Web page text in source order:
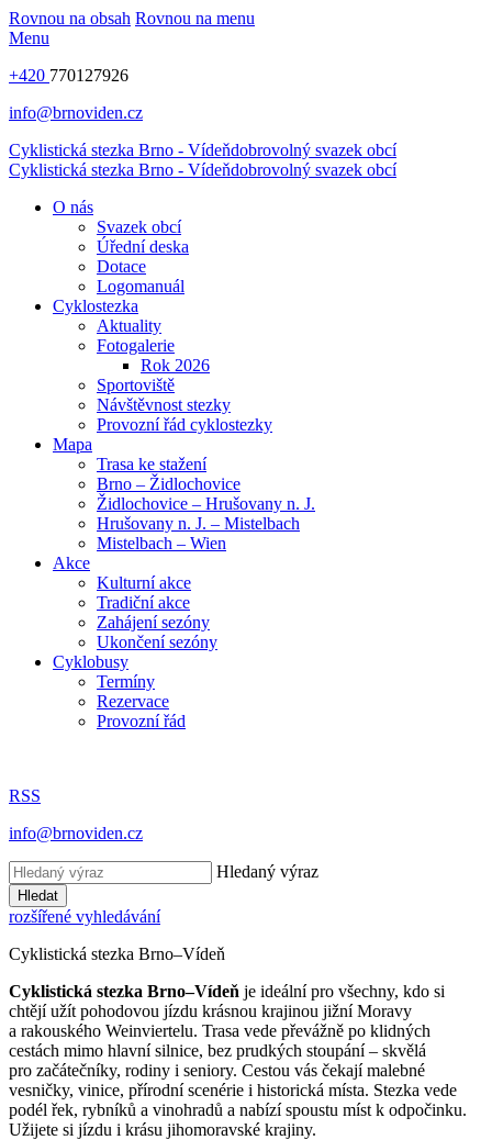
Rovnou na obsah Rovnou na menu
Menu
+420 770127926
info@brnoviden.cz
Cyklistická stezka Brno - Vídeňdobrovolný svazek obcí
Cyklistická stezka Brno - Vídeňdobrovolný svazek obcí
O nás
Svazek obcí
Úřední deska
Dotace
Logomanuál
Cyklostezka
Aktuality
Fotogalerie
Rok 2026
Sportoviště
Návštěvnost stezky
Provozní řád cyklostezky
Mapa
Trasa ke stažení
Brno – Židlochovice
Židlochovice – Hrušovany n. J.
Hrušovany n. J. – Mistelbach
Mistelbach – Wien
Akce
Kulturní akce
Tradiční akce
Zahájení sezóny
Ukončení sezóny
Cyklobusy
Termíny
Rezervace
Provozní řád
RSS
info@brnoviden.cz
Hledaný výraz
Hledat
rozšířené vyhledávání
Cyklistická stezka Brno–Vídeň
Cyklistická stezka Brno–Vídeň je ideální pro všechny, kdo si
chtějí užít pohodovou jízdu krásnou krajinou jižní Moravy
a rakouského Weinviertelu. Trasa vede převážně po klidných
cestách mimo hlavní silnice, bez prudkých stoupání – skvělá
pro začátečníky, rodiny i seniory. Cestou vás čekají malebné
vesničky, vinice, přírodní scenérie i historická místa. Stezka vede
podél řek, rybníků a vinohradů a nabízí spoustu míst k odpočinku.
Užijete si jízdu i krásu jihomoravské krajiny.